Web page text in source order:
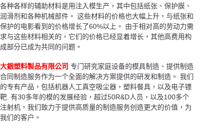
各种各样的辅助材料是用注入模生产，其中包括纸张、保护膜、
润滑剂和各种机械部件。 这些材料的价格也大幅上升，与纸张和
保护的电影看到的价格增长了60%以上。 由于相对高的劳动力需
求与这些材料相关的，它们的价格已经显着增长，其他高费用构
成部分已成为共同的问题。
大銀塑料製品有限公司 专门研究家庭设备的模具制造、提供制造
合同制造服务作为一个全面的解决方案提供的研发和制造。 我们
的专有产品，包括机器人工真空吸尘器，塑料餐具，以及电子镖
靶. 有30多年的模的发展经验，超过50R&D人员，以及100多个
注射机，我们致力于提供高质量的制造服务创造更大的价值，为
我们的客户。